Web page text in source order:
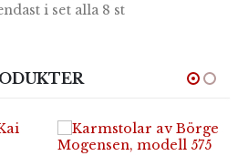
i set alla 8 st